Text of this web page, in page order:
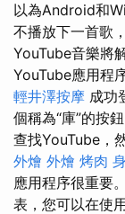
以為Android和
不播放下一首歌
YouTube音樂將
YouTube應用程
輕井澤按摩 成功
個稱為“庫”的按鈕
查找YouTube，
外燴 外燴 烤肉
應用程序很重要
表，您可以在使